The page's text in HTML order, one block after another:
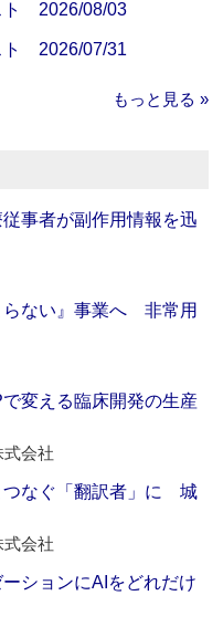
ト 2026/08/03
ト 2026/07/31
もっと見る »
事者が副作用情報を迅
らない』事業へ 非常用
変える臨床開発の生産
会社
つなぐ「翻訳者」に 城
会社
ションにAIをどれだけ